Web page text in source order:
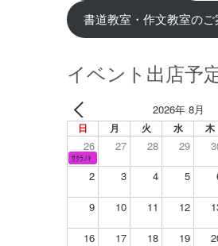
書道教室・作文教室のご
イベント出店予
2026年 8月
日 月 火 水 木
26 27 28 29
ｻｸﾗﾉｷ
2 3 4 5
9 10 11 12
16 17 18 19